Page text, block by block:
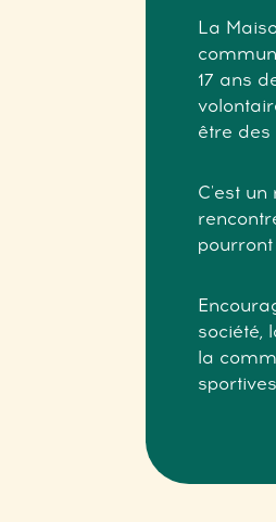
La
17 ans
être des
C'est un
société,
la